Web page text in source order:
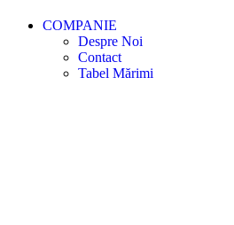
COMPANIE
Despre Noi
Contact
Tabel Mărimi